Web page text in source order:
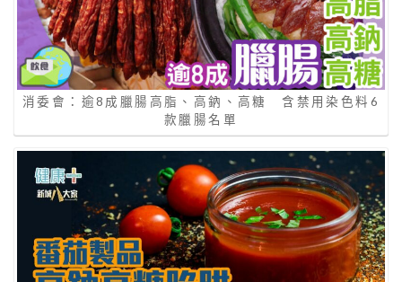
消委會：逾8成臘腸高脂、高鈉、高糖 含禁用染色料6
款臘腸名單